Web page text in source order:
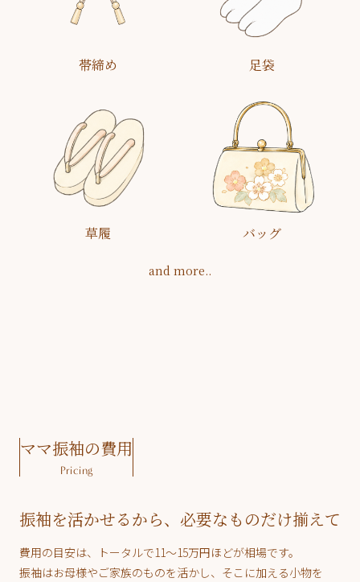
帯締め 足袋
草履 バッグ
and more..
ママ振袖の費用
Pricing
振袖を活かせるから、必要なものだけ揃えて
費用の目安は、トータルで11〜15万円ほどが相場です。
振袖はお母様やご家族のものを活かし、そこに加える小物を